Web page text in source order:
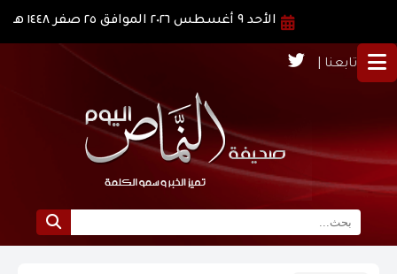
الأحد ٩ أغسطس ٢٠٢٦ الموافق ٢٥ صفر ١٤٤٨ هـ
تابعنا |